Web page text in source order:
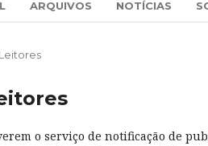
ARQUIVOS NOTÍCIAS
o serviço de notificação de